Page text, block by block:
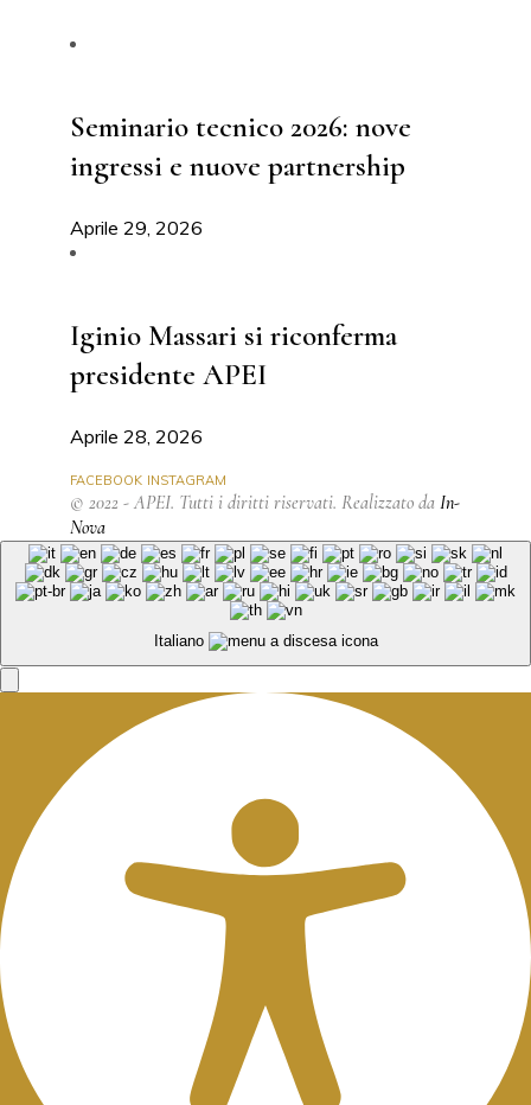
Seminario tecnico 2026: nove
ingressi e nuove partnership
Aprile 29, 2026
Iginio Massari si riconferma
presidente APEI
Aprile 28, 2026
FACEBOOK INSTAGRAM
© 2022 - APEI. Tutti i diritti riservati. Realizzato da In-
Nova
Italiano